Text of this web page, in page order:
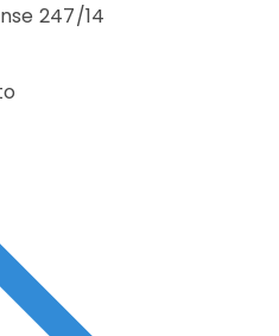
247/14